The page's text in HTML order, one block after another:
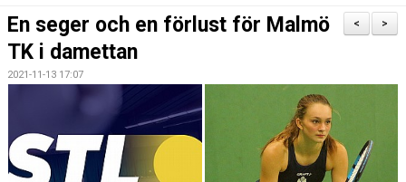
PRIVATLEKTIONER
BOKA BANA
KALLELSE ÅRSMÖTE 2025
OM KLUBBEN
>
<
En seger och en förlust för Malmö
TK i damettan
2021-11-13 17:07